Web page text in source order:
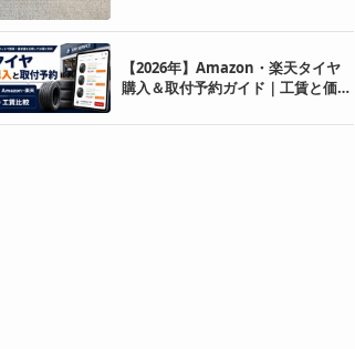
【2026年】Amazon・楽天タイヤ
購入＆取付予約ガイド｜工賃と価格